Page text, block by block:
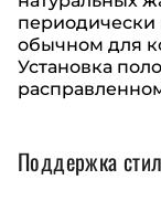
обычном для
Установка
Поддержка